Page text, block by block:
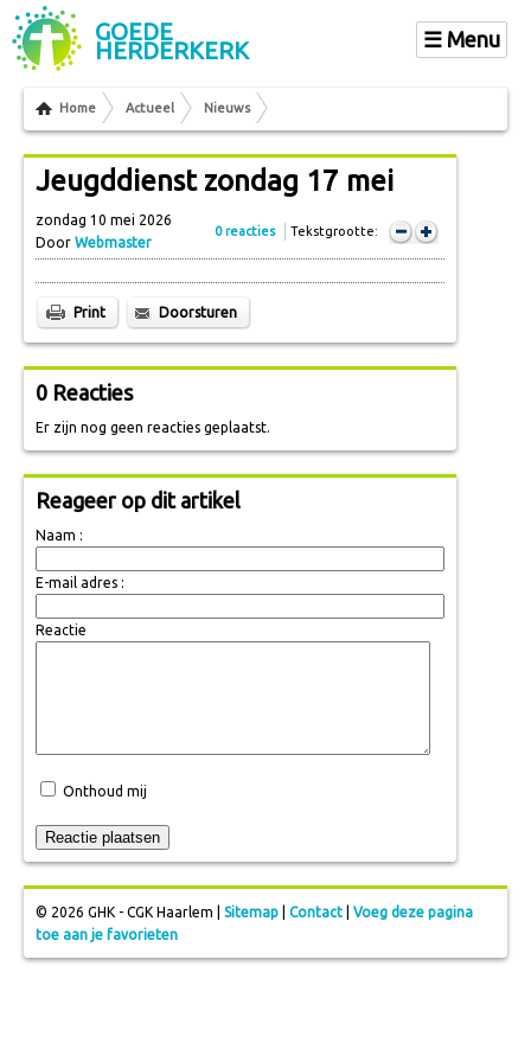
Menu
GOEDE
HERDERKERK
Home Actueel Nieuws
Jeugddienst zondag 17 mei
Tekstgrootte:
0 reacties
zondag 10 mei 2026
Door Webmaster
Print Doorsturen
0 Reacties
Er zijn nog geen reacties geplaatst.
Reageer op dit artikel
Naam :
E-mail adres :
Reactie
Onthoud mij
© 2026 GHK - CGK Haarlem | Sitemap Contact
Voeg deze pagina
toe aan je favorieten